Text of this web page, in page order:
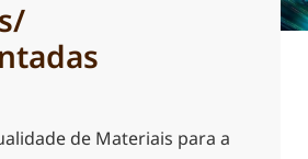
de Materiais para a